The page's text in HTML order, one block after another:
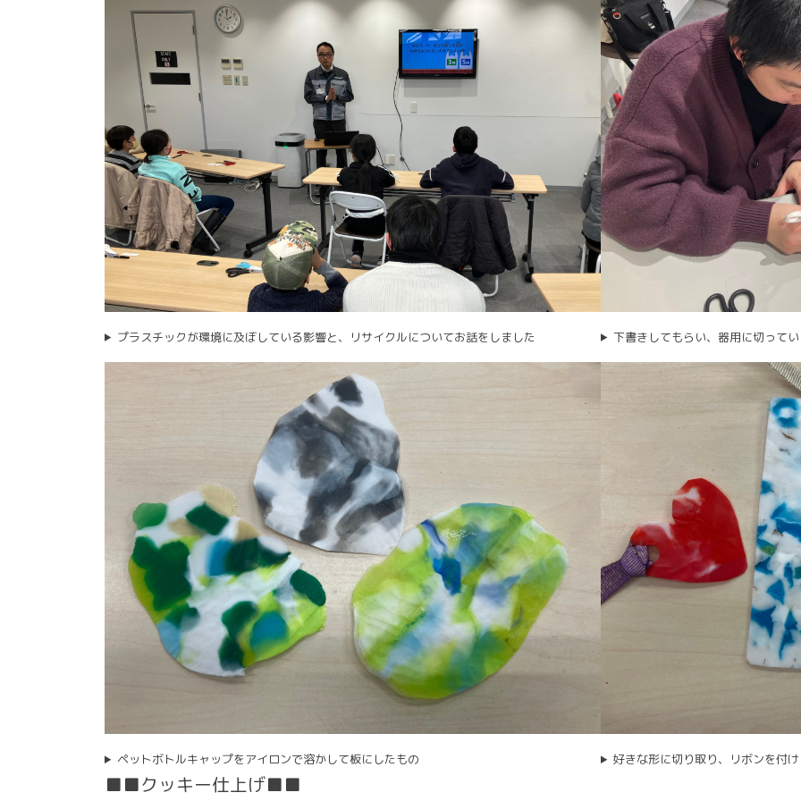
プラスチックが環境に及ぼしている影響と、リサイクルについてお話をしました 下書きしてもらい、器用に切って
ペットボトルキャップをアイロンで溶かして板にしたもの 好きな形に切り取り、リボンを付
■■クッキー仕上げ■■